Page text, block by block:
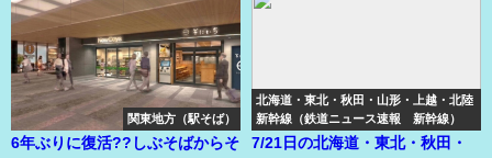
関東地方（駅そば）
6年ぶりに復活??しぶそばからそ
北海道・東北・秋田・山形・上越・北陸
新幹線（鉄道ニュース速報 新幹線）
7/21日の北海道・東北・秋田・